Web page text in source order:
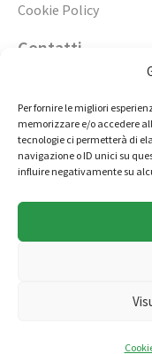
Per fornire le migliori
memorizzare e/o accedere
tecnologie ci permetterà di
navigazione o ID unici su
influire negativamente su
Cookie Policy
Contatti
02 98236472
Copyright © by
gruppo